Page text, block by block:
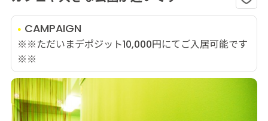
CAMPAIGN
※※ただいまデポジット10,000円にてご入居可能です
※※